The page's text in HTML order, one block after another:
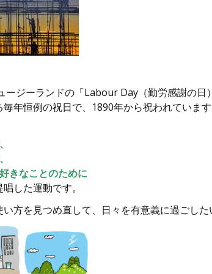
ージーランドの「Labour Day（勤労感謝の日
年恒例の祝日で、1890年から祝われていま
きなことのために
した運動です。
方を見つめ直して、日々を有意義に過ごした